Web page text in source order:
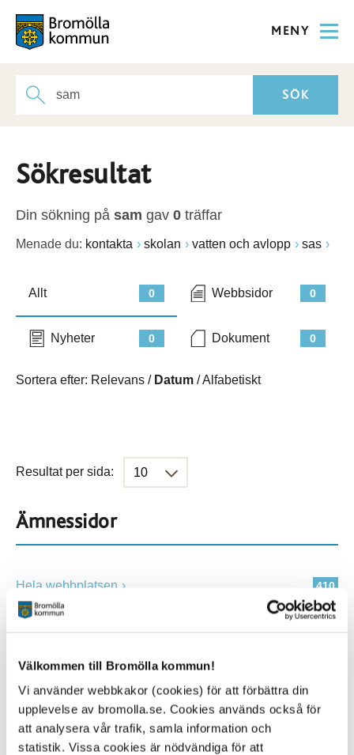
Välkommen till Bromölla kommun!
Vi använder webbkakor (cookies) för att förbättra din
upplevelse av bromolla.se. Cookies används också för
att analysera vår trafik, samla information och
statistik. Vissa cookies är nödvändiga för att
MENY
Sökresultat
Din sökning på sam gav 0 träffar
Menade du: kontakta skolan vatten och avlopp sas
0
Allt 0
Webbsidor
0
Nyheter 0
Dokument
Sortera efter: Relevans / Datum /Alfabetiskt
Resultat per sida:
Ämnessidor
410
Hela webbplatsen
Alla platser